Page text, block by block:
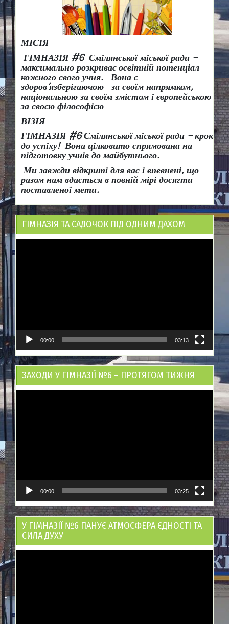
МІСІЯ
ГІМНАЗІЯ #6 Смілянської міської ради –
максимально розкриває освітній потенціал
кожного свого учня.
Вона є
здоров’язберігаючою за своїм напрямком,
національною за своїм змістом і європейською
за своєю філософією
ВІЗІЯ
ГІМНАЗІЯ #6 Смілянської міської ради – крок
до успіху! Вона цілковито спрямована на
підготовку учнів до майбутнього.
Ми завжди відкриті для вас і впевнені, що
разом нам вдасться в повній мірі досягти
поставленої мети.
ГІМНАЗІЯ ТА САДОЧОК ПІД ОДНИМ ДАХОМ
00:00 03:13
ЗАХОДИ У ГІМНАЗІЇ №6 – ПРОТЯГОМ ТИЖНЯ
00:00 03:25
У ГІМНАЗІЇ №6 ПАНУЄ АТМОСФЕРА ЄДНОСТІ ТА
СИЛА ДУХУ